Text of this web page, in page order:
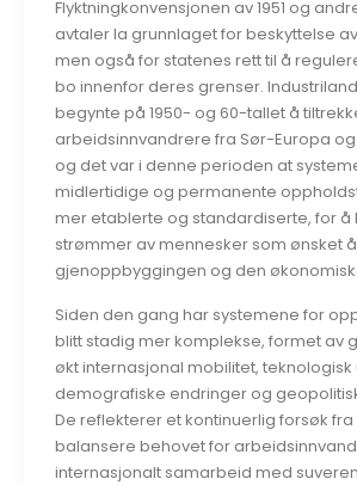
Flyktningkonvensjonen av 1951 og
avtaler la grunnlaget for beskyttelse
men også for statenes rett til å
bo innenfor deres grenser.
begynte på 1950- og 60-tallet å
arbeidsinnvandrere fra Sør-Europa
og det var i denne perioden at
midlertidige og permanente
mer etablerte og standardiserte, for å
strømmer av mennesker som ønsket
gjenoppbyggingen og den
Siden den gang har systemene for
blitt stadig mer komplekse, formet av
økt internasjonal mobilitet, teknologisk
demografiske endringer og
De reflekterer et kontinuerlig forsøk
balansere behovet for
internasjonalt samarbeid med